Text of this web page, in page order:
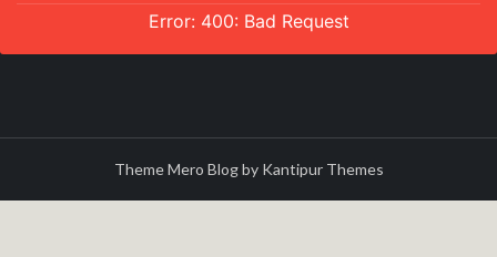
Error: 400: Bad Request
Theme Mero Blog by Kantipur Themes